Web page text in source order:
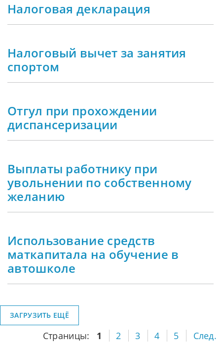
Налоговая декларация
Налоговый вычет за занятия
спортом
Отгул при прохождении
диспансеризации
Выплаты работнику при
увольнении по собственному
желанию
Использование средств
маткапитала на обучение в
автошколе
ЗАГРУЗИТЬ ЕЩЁ
Страницы: 1 2 3 4 5 След.